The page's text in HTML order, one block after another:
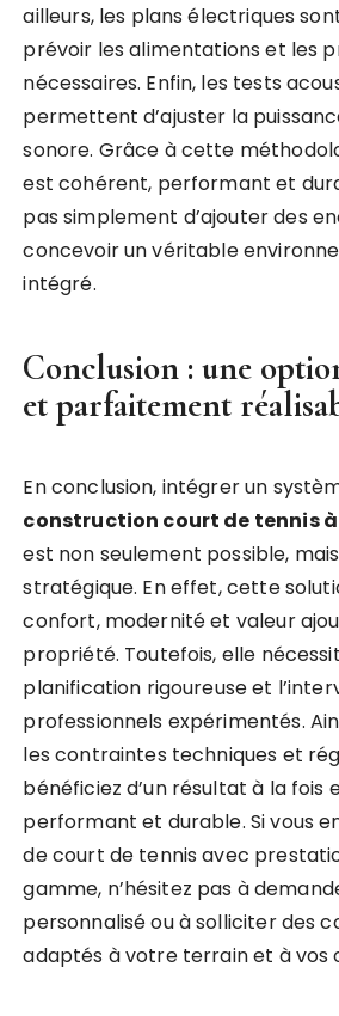
ailleurs, les plans électriques
prévoir les alimentations et les
nécessaires. Enfin, les tests
permettent d’ajuster la
sonore. Grâce à cette
est cohérent, performant et
pas simplement d’ajouter des
concevoir un véritable
intégré.
Conclusion : une
et parfaitement
En conclusion, intégrer un
construction court de tennis
est non seulement possible,
stratégique. En effet, cette
confort, modernité et valeur
propriété. Toutefois, elle
planification rigoureuse et
professionnels expérimentés.
les contraintes techniques et
bénéficiez d’un résultat à la fois
performant et durable. Si vous
de court de tennis avec
gamme, n’hésitez pas à
personnalisé ou à solliciter des
adaptés à votre terrain et à vos